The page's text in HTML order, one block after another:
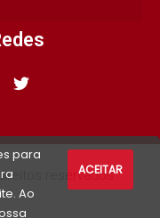
reservados.
para
Ao
ACEITAR